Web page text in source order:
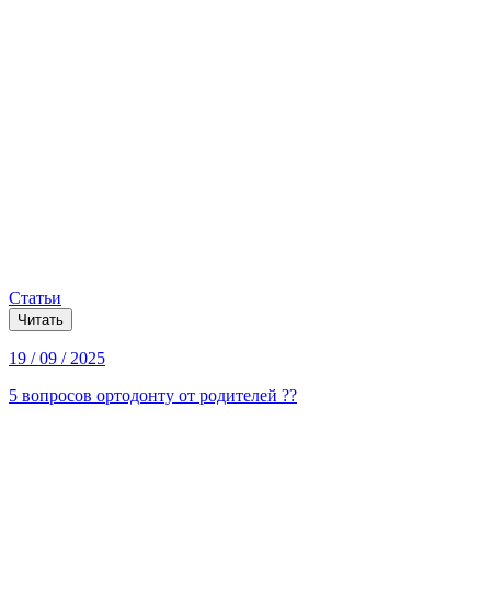
Статьи
Читать
19 / 09 / 2025
5 вопросов ортодонту от родителей ??